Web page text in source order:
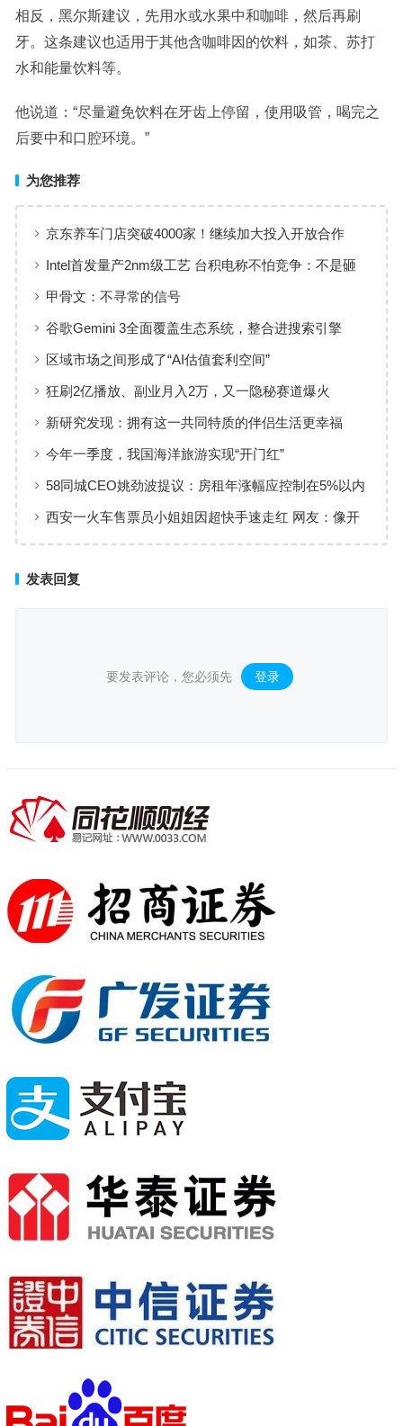
相反，黑尔斯建议，先用水或水果中和咖啡，然后再刷
牙。这条建议也适用于其他含咖啡因的饮料，如茶、苏打
水和能量饮料等。
他说道：“尽量避免饮料在牙齿上停留，使用吸管，喝完之
后要中和口腔环境。”
为您推荐
京东养车门店突破4000家！继续加大投入开放合作
Intel首发量产2nm级工艺 台积电称不怕竞争：不是砸
钱就行的
甲骨文：不寻常的信号
谷歌Gemini 3全面覆盖生态系统，整合进搜索引擎
区域市场之间形成了“AI估值套利空间”
狂刷2亿播放、副业月入2万，又一隐秘赛道爆火
新研究发现：拥有这一共同特质的伴侣生活更幸福
今年一季度，我国海洋旅游实现“开门红”
58同城CEO姚劲波提议：房租年涨幅应控制在5%以内
西安一火车售票员小姐姐因超快手速走红 网友：像开
发表回复
要发表评论，您必须先 登录 。